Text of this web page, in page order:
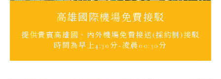
高雄國際機場免費接駁
提供貴賓高雄國、內外機場免費接送(採約制)接駁
時間為早上4:30分~凌晨00:30分